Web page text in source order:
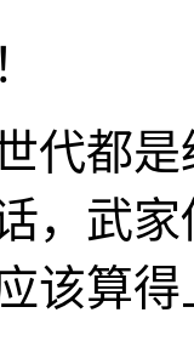
代都
，武
该算